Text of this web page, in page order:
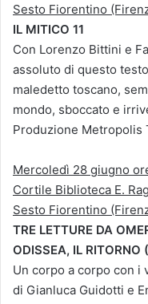
Sesto Fiorentino
IL MITICO 11
Con Lorenzo Bittini e
assoluto di questo
maledetto toscano,
mondo, sboccato e
Produzione Metropolis
Mercoledì 28 giugno
Cortile Biblioteca E.
Sesto Fiorentino
TRE LETTURE DA
ODISSEA, IL RITORNO
Un corpo a corpo con i
di Gianluca Guidotti e